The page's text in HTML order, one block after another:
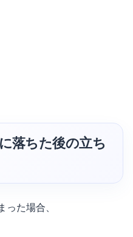
落ちた後の立ち
った場合、